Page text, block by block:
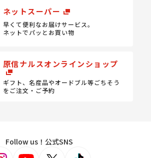
ネットスーパー
早くて便利なお届けサービス。
ネットでパッとお買い物
原信ナルスオンラインショップ
ギフト、名産品やオードブル等ごちそう
をご注文・ご予約
Follow us！公式SNS